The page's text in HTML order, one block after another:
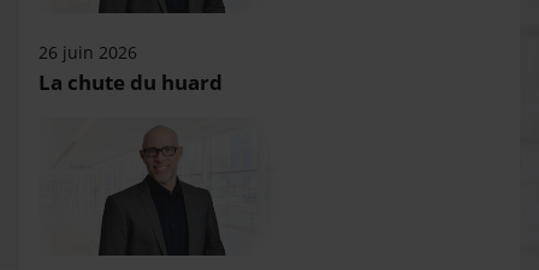
26 juin 2026
La chute du huard